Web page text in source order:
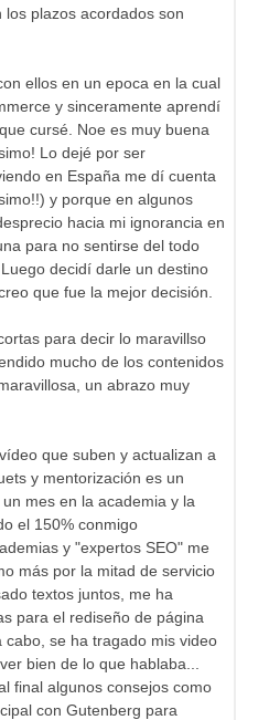
plazos acordados son
ellos en un epoca en la cual
y sinceramente aprendí
cursé. Noe es muy buena
Lo dejé por ser
en España me dí cuenta
y porque en algunos
hacia mi ignorancia en
para no sentirse del todo
decidí darle un destino
que fue la mejor decisión.
para decir lo maravillso
mucho de los contenidos
un abrazo muy
que suben y actualizan a
y mentorización es un
mes en la academia y la
el 150% conmigo
y "expertos SEO" me
más por la mitad de servicio
textos juntos, me ha
para el rediseño de página
se ha tragado mis video
bien de lo que hablaba...
final algunos consejos como
con Gutenberg para